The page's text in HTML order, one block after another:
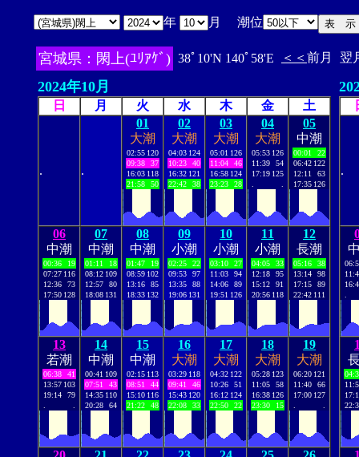
年 月 潮位
宮城県：閖上(ﾕﾘｱｹﾞ) 38ﾟ10'N 140ﾟ58'E ＜＜ 前月 翌
2024年10月
日 月 火 水 木 金 土
. .
01
大潮
02:55 120
09:38
37
16:03 118
21:58
50
02
大潮
04:03 124
10:23
40
16:32 121
22:42
38
03
大潮
05:01 126
11:04
46
16:58 124
23:23
28
04
大潮
05:53 126
11:39
54
17:19 125
05
中潮
00:01
22
06:42 122
12:11
63
17:35 126
06
中潮
00:36
19
07:27 116
12:36
73
17:50 128
07
中潮
01:11
18
08:12 109
12:57
80
18:08 131
08
中潮
01:47
19
08:59 102
13:16
85
18:33 132
09
小潮
02:25
22
09:53
97
13:35
88
19:06 131
10
小潮
03:10
27
11:03
94
14:06
89
19:51 126
11
小潮
04:05
33
12:18
95
15:12
91
20:56 118
12
長潮
05:16
38
13:14
98
17:15
89
22:42 111
13
若潮
06:38
41
13:57 103
19:14
79
14
中潮
00:41 109
07:51
43
14:35 110
20:28
64
15
中潮
02:15 113
08:51
44
15:10 116
21:22
48
16
大潮
03:29 118
09:41
46
15:43 120
22:08
33
17
大潮
04:32 122
10:26
51
16:12 124
22:50
22
18
大潮
05:28 123
11:05
58
16:38 126
23:30
15
19
大潮
06:20 121
11:40
66
17:00 127
.